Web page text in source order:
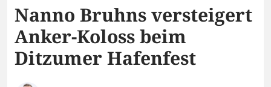
Nanno Bruhns versteigert
Anker-Koloss beim
Ditzumer Hafenfest